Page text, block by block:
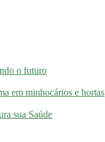
o futuro
em minhocários e hortas
sua Saúde